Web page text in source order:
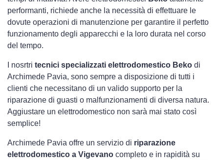
performanti, richiede anche la necessità di effettuare le
dovute operazioni di manutenzione per garantire il perfetto
funzionamento degli apparecchi e la loro durata nel corso
del tempo.
I nosrtri tecnici specializzati elettrodomestico Beko di
Archimede Pavia, sono sempre a disposizione di tutti i
clienti che necessitano di un valido supporto per la
riparazione di guasti o malfunzionamenti di diversa natura.
Aggiustare un elettrodomestico non sarà mai stato così
semplice!
Archimede Pavia offre un servizio di riparazione
elettrodomestico a Vigevano completo e in rapidità su